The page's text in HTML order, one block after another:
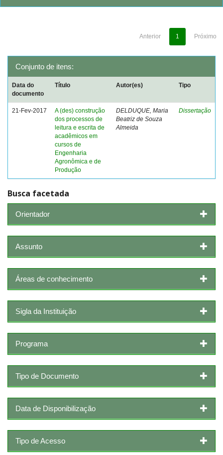
Anterior 1 Próximo
Conjunto de itens:
Data do
documento
Título Autor(es) Tipo
21-Fev-2017
A (des) construção
dos processos de
leitura e escrita de
acadêmicos em
cursos de
Engenharia
Agronômica e de
Produção
DELDUQUE, Maria
Beatriz de Souza
Almeida
Dissertação
Busca facetada
Orientador
Assunto
Áreas de conhecimento
Sigla da Instituição
Programa
Tipo de Documento
Data de Disponibilização
Tipo de Acesso